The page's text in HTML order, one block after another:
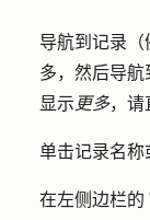
导航到记录
多，然后导航
显示 更多，请
单击记录名称
在左侧边栏的